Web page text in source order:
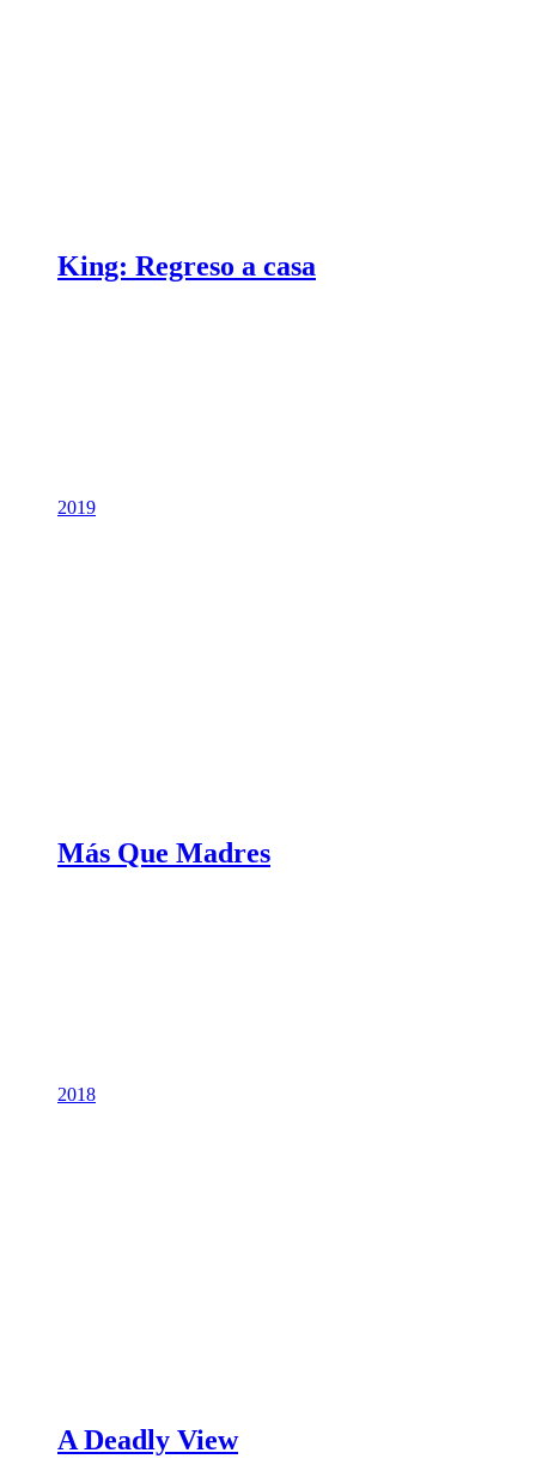
King: Regreso a casa
2019
Más Que Madres
2018
A Deadly View